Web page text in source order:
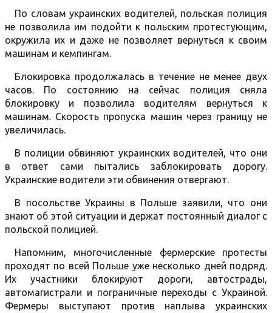
По словам украинских водителей, польская полиция
не позволила им подойти к польским протестующим,
окружила их и даже не позволяет вернуться к своим
машинам и кемпингам.
Блокировка продолжалась в течение не менее двух
часов. По состоянию на сейчас полиция сняла
блокировку и позволила водителям вернуться к
машинам. Скорость пропуска машин через границу не
увеличилась.
В полиции обвиняют украинских водителей, что они
в ответ сами пытались заблокировать дорогу.
Украинские водители эти обвинения отвергают.
В посольстве Украины в Польше заявили, что они
знают об этой ситуации и держат постоянный диалог с
польской полицией.
Напомним, многочисленные фермерские протесты
проходят по всей Польше уже несколько дней подряд.
Их участники блокируют дороги, автострады,
автомагистрали и пограничные переходы с Украиной.
Фермеры выступают против наплыва украинских